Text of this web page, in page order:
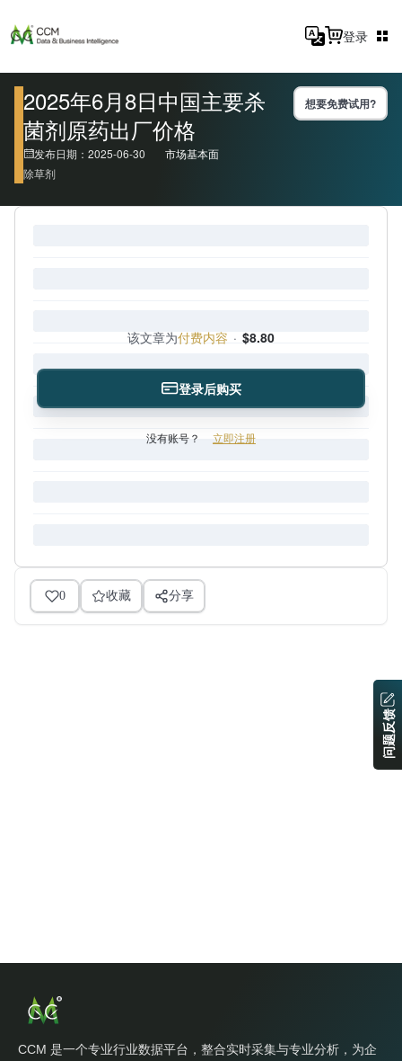
登录
2025年6月8日中国主要杀
菌剂原药出厂价格
想要免费试用?
发布日期：2025-06-30
市场基本面
除草剂
该文章为付费内容 · $8.80
登录后购买
没有账号？ 立即注册
0 收藏 分享
CCM 是一个专业行业数据平台，整合实时采集与专业分析，为企
问题反馈